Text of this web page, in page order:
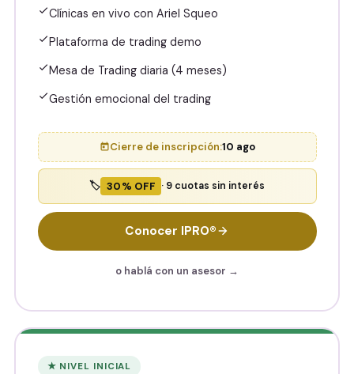
Clínicas en vivo con Ariel Squeo
Plataforma de trading demo
Mesa de Trading diaria (4 meses)
Gestión emocional del trading
Cierre de inscripción:10 ago
🏷️ 30% OFF · 9 cuotas sin interés
Conocer IPRO®
o hablá con un asesor →
★ NIVEL INICIAL